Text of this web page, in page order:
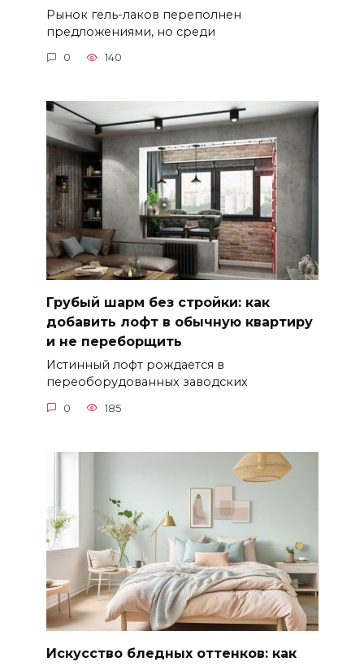
Рынок гель-лаков переполнен
предложениями, но среди
0 140
Грубый шарм без стройки: как
добавить лофт в обычную квартиру
и не переборщить
Истинный лофт рождается в
переоборудованных заводских
0 185
Искусство бледных оттенков: как